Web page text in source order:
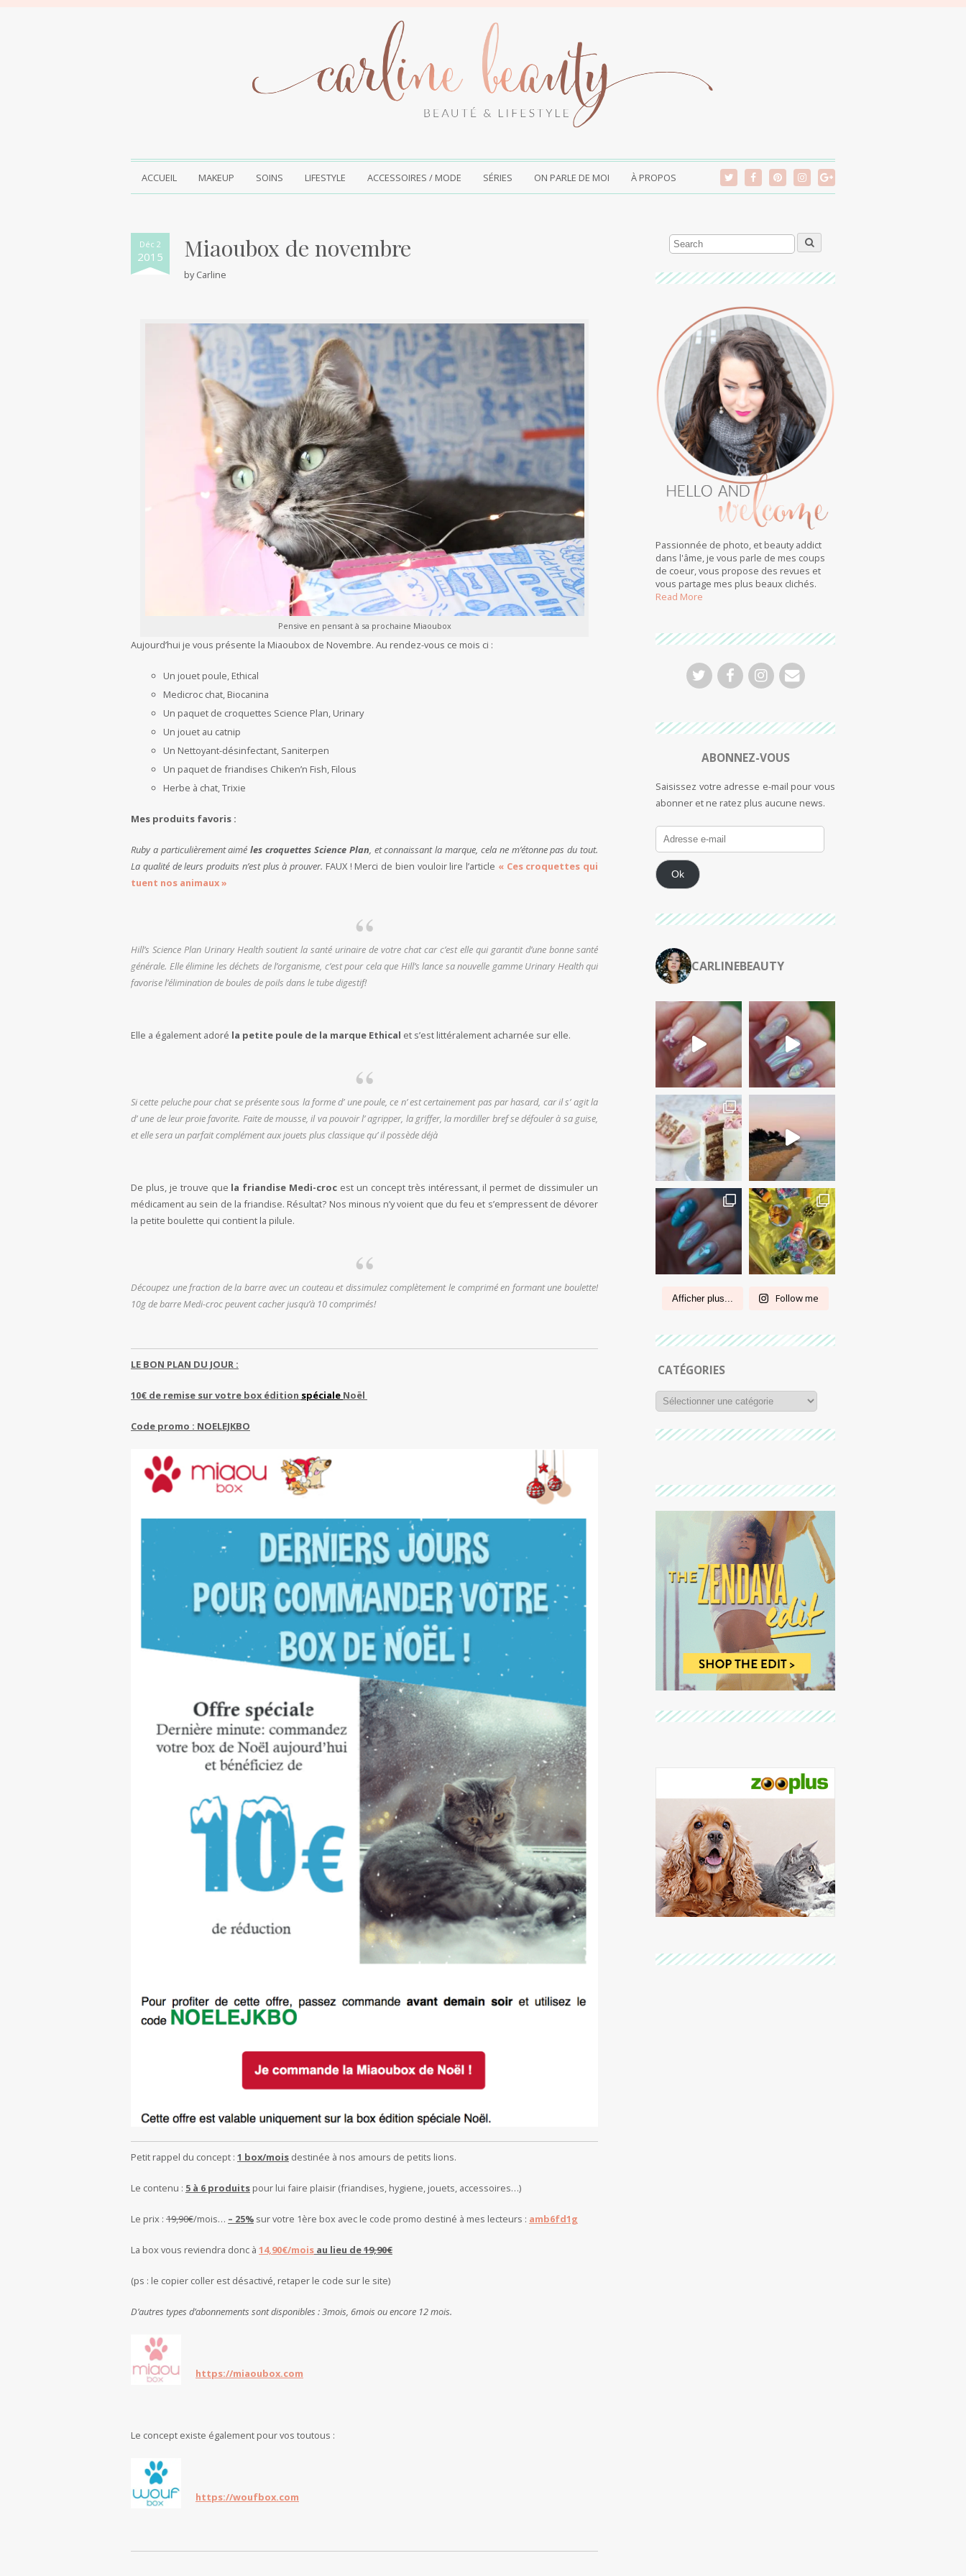
ACCUEIL MAKEUP SOINS LIFESTYLE ACCESSOIRES / MODE SÉRIES ON PARLE DE MOI À PROPOS
Déc 2
2015 Miaoubox de novembre
byCarline
Pensive en pensant à sa prochaine Miaoubox
Aujourd’hui je vous présente la Miaoubox de Novembre. Au rendez-vous ce mois ci :
Un jouet poule, Ethical
Medicroc chat, Biocanina
Un paquet de croquettes Science Plan, Urinary
Un jouet au catnip
Un Nettoyant-désinfectant, Saniterpen
Un paquet de friandises Chiken’n Fish, Filous
Herbe à chat, Trixie
Mes produits favoris :
Ruby a particulièrement aiméles croquettes Science Plan, et connaissant la marque, cela ne m’étonne pas du tout.
La qualité de leurs produits n’est plus à prouver. FAUX ! Merci de bien vouloir lire l’article « Ces croquettes qui
tuent nos animaux »
Hill’s Science Plan Urinary Health soutient la santé urinaire de votre chat car c’est elle qui garantit d’une bonne santé
générale. Elle élimine les déchets de l’organisme, c’est pour cela que Hill’s lance sa nouvelle gamme Urinary Health qui
favorise l’élimination de boules de poils dans le tube digestif!
Elle a également adoré la petite poule de la marque Ethical et s’est littéralement acharnée sur elle.
Si cette peluche pour chat se présente sous la forme d’ une poule, ce n’ est certainement pas par hasard, car il s’ agit la
d’ une de leur proie favorite. Faite de mousse, il va pouvoir l’ agripper, la griffer, la mordiller bref se défouler à sa guise,
et elle sera un parfait complément aux jouets plus classique qu’ il possède déjà
De plus, je trouve que la friandise Medi-croc est un concept très intéressant, il permet de dissimuler un
médicament au sein de la friandise. Résultat? Nos minous n’y voient que du feu et s’empressent de dévorer
la petite boulette qui contient la pilule.
Découpez une fraction de la barre avec un couteau et dissimulez complètement le comprimé en formant une boulette!
10g de barre Medi-croc peuvent cacher jusqu’à 10 comprimés!
LE BON PLAN DU JOUR :
10€ de remise sur votre box édition spéciale Noël
Code promo : NOELEJKBO
Petit rappel du concept : 1 box/mois destinée à nos amours de petits lions.
Le contenu : 5 à 6 produits pour lui faire plaisir (friandises, hygiene, jouets, accessoires…)
Le prix : 19,90€/mois… – 25% sur votre 1ère box avec le code promo destiné à mes lecteurs : amb6fd1g
La box vous reviendra donc à 14,90€/mois au lieu de19,90€
(ps : le copier coller est désactivé, retaper le code sur le site)
D’autres types d’abonnements sont disponibles : 3mois, 6mois ou encore 12 mois.
https://miaoubox.com
Le concept existe également pour vos toutous :
https://woufbox.com
Passionnée de photo, et beauty addict
dans l'âme, je vous parle de mes coups
de coeur, vous propose des revues et
vous partage mes plus beaux clichés.
Read More
ABONNEZ-VOUS
Saisissez votre adresse e-mail pour vous
abonner et ne ratez plus aucune news.
Ok
CARLINEBEAUTY
Afficher plus... Follow me
CATÉGORIES